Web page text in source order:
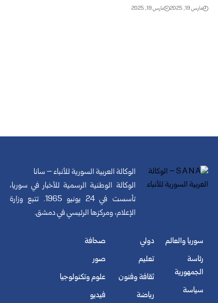
مارس 19, 2025 مارس 19, 2025
الوكالة العربية السورية للأنباء – سانا
الوكالة الوطنية الرسمية للأخبار في سوريا،
تأسست في 24 يونيو 1965. تتبع وزارة
الإعلام، ومركزها الرئيسي في دمشق.
سوريا والعالم
رئاسة
الجمهورية
سياسة
دولي
تعليم
ثقافة وفنون
رياضة
صحافة
صور
علوم وتكنولوجيا
فيديو